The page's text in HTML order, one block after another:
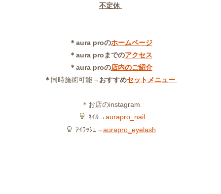
不定休
＊aura proのホームページ
＊aura proまでのアクセス
＊aura proの店内のご紹介
＊ 同時施術可能→おすすめセットメニュー
＊お店のinstagram
ﾈｲﾙ→aurapro_nail
ｱｲﾗｯｼｭ→aurapro_eyelash